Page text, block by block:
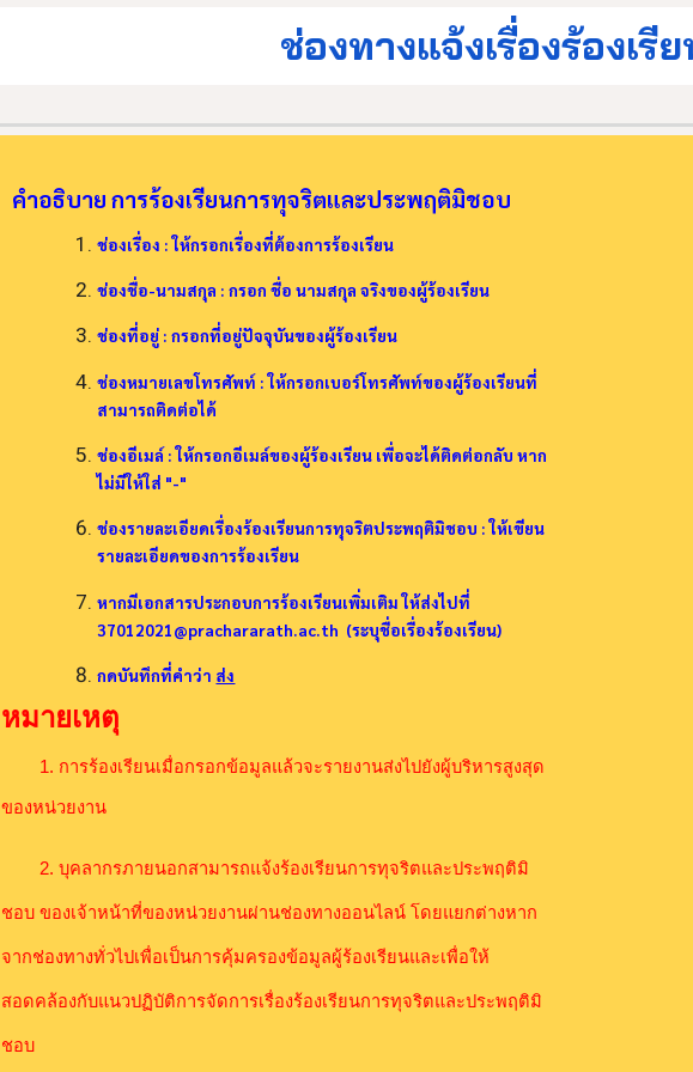
ช่องทางแจ้งเรื่องร้องเรี
คำอธิบาย การร้องเรียนการทุจริตและประพฤติมิชอบ
ช่องเรื่อง : ให้กรอกเรื่องที่ต้องการร้องเรียน
ช่องชื่อ-นามสกุล : กรอก ชื่อ นามสกุล จริงของผู้ร้องเรียน
ช่องที่อยู่ : กรอกที่อยู่ปัจจุบันของผู้ร้องเรียน
ช่องหมายเลขโทรศัพท์ : ให้กรอกเบอร์โทรศัพท์ของผู้ร้องเรียนที่
สามารถติดต่อได้
ช่องอีเมล์ : ให้กรอกอีเมล์ของผู้ร้องเรียน เพื่อจะได้ติดต่อกลับ หาก
ไม่มีให้ใส่ "-"
ช่องรายละเอียดเรื่องร้องเรียนการทุจริตประพฤติมิชอบ : ให้เขียน
รายละเอียดของการร้องเรียน
หากมีเอกสารประกอบการร้องเรียนเพิ่มเติม ให้ส่งไปที่
37012021@prachararath.ac.th (ระบุชื่อเรื่องร้องเรียน)
กดบันทึกที่คำว่า ส่ง
หมายเหตุ
1. การร้องเรียนเมื่อกรอกข้อมูลแล้วจะรายงานส่งไปยังผู้บริหารสูงสุด
ของหน่วยงาน
2. บุคลากรภายนอกสามารถแจ้งร้องเรียนการทุจริตและประพฤติมิ
ชอบ ของเจ้าหน้าที่ของหน่วยงานผ่านช่องทางออนไลน์ โดยแยกต่างหาก
จากช่องทางทั่วไปเพื่อเป็นการคุ้มครองข้อมูลผู้ร้องเรียนและเพื่อให้
สอดคล้องกับแนวปฏิบัติการจัดการเรื่องร้องเรียนการทุจริตและประพฤติมิ
ชอบ